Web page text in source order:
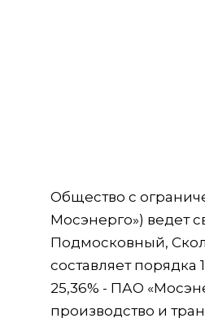
Общество с
Мосэнерго») ведет
Подмосковный,
составляет
25,36% - ПАО
производство и